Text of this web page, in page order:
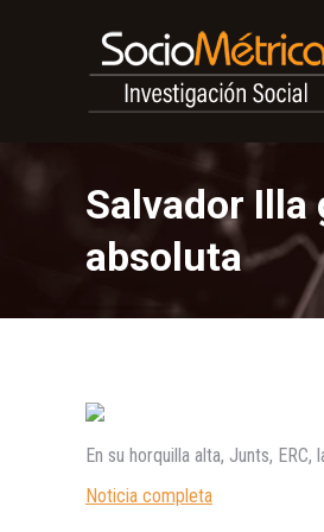
Salvador Illa
absoluta
En su horquilla alta, Junts,
Noticia completa